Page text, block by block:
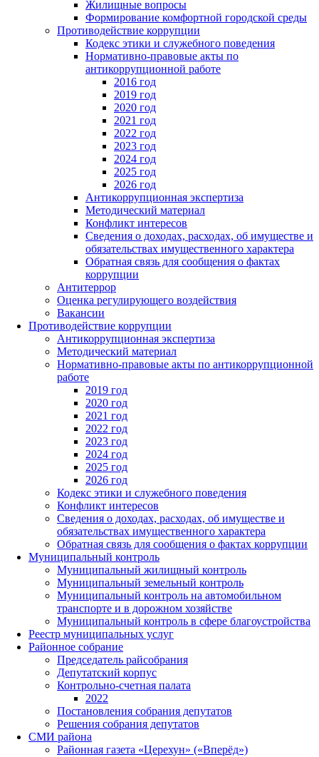
Жилищные вопросы
Формирование комфортной городской среды
Противодействие коррупции
Кодекс этики и служебного поведения
Нормативно-правовые акты по
антикоррупционной работе
2016 год
2019 год
2020 год
2021 год
2022 год
2023 год
2024 год
2025 год
2026 год
Антикоррупционная экспертиза
Методический материал
Конфликт интересов
Сведения о доходах, расходах, об имуществе и
обязательствах имущественного характера
Обратная связь для сообщения о фактах
коррупции
Антитеррор
Оценка регулирующего воздействия
Вакансии
Противодействие коррупции
Антикоррупционная экспертиза
Методический материал
Нормативно-правовые акты по антикоррупционной
работе
2019 год
2020 год
2021 год
2022 год
2023 год
2024 год
2025 год
2026 год
Кодекс этики и служебного поведения
Конфликт интересов
Сведения о доходах, расходах, об имуществе и
обязательствах имущественного характера
Обратная связь для сообщения о фактах коррупции
Муниципальный контроль
Муниципальный жилищный контроль
Муниципальный земельный контроль
Муниципальный контроль на автомобильном
транспорте и в дорожном хозяйстве
Муниципальный контроль в сфере благоустройства
Реестр муниципальных услуг
Районное собрание
Председатель райсобрания
Депутатский корпус
Контрольно-счетная палата
2022
Постановления собрания депутатов
Решения собрания депутатов
СМИ района
Районная газета «Церехун» («Вперёд»)